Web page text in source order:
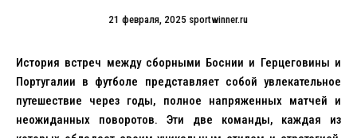
21 февраля, 2025 sportwinner.ru
История встреч между сборными Боснии и Герцеговины и
Португалии в футболе представляет собой увлекательное
путешествие через годы, полное напряженных матчей и
неожиданных поворотов. Эти две команды, каждая из